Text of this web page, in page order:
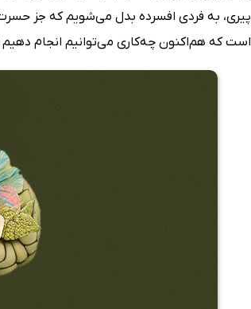
پیری، به فردی افسرده بدل می‌شویم که جز
است که هم‌اکنون چه‌کاری می‌توانیم انجام